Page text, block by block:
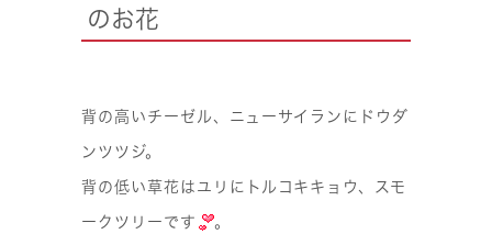
のお花
背の高いチーゼル、ニューサイランにドウダ
ンツツジ。
背の低い草花はユリにトルコキキョウ、スモ
ークツリーです 。